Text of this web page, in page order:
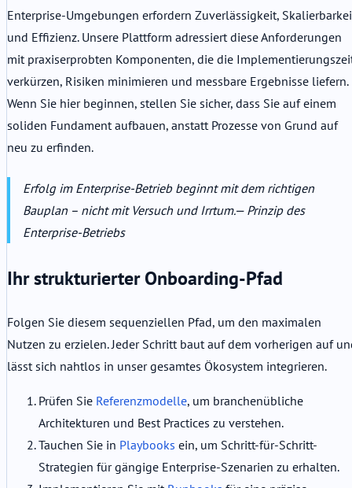
Enterprise-Umgebungen erfordern Zuverlässigkeit,
und Effizienz. Unsere Plattform adressiert diese Anforderungen
mit praxiserprobten Komponenten, die die
verkürzen, Risiken minimieren und messbare Ergebnisse liefern.
Wenn Sie hier beginnen, stellen Sie sicher, dass Sie auf einem
soliden Fundament aufbauen, anstatt Prozesse von Grund auf
neu zu erfinden.
Erfolg im Enterprise-Betrieb beginnt mit dem richtigen
Bauplan – nicht mit Versuch und Irrtum.— Prinzip des
Enterprise-Betriebs
Ihr strukturierter Onboarding-Pfad
Folgen Sie diesem sequenziellen Pfad, um den maximalen
Nutzen zu erzielen. Jeder Schritt baut auf dem vorherigen auf
lässt sich nahtlos in unser gesamtes Ökosystem integrieren.
Prüfen Sie Referenzmodelle, um branchenübliche
Architekturen und Best Practices zu verstehen.
Tauchen Sie in Playbooks ein, um Schritt-für-Schritt-
Strategien für gängige Enterprise-Szenarien zu erhalten.